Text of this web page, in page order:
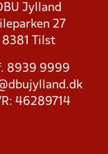
Jylland
27
8381 Tilst
8939 9999
46289714